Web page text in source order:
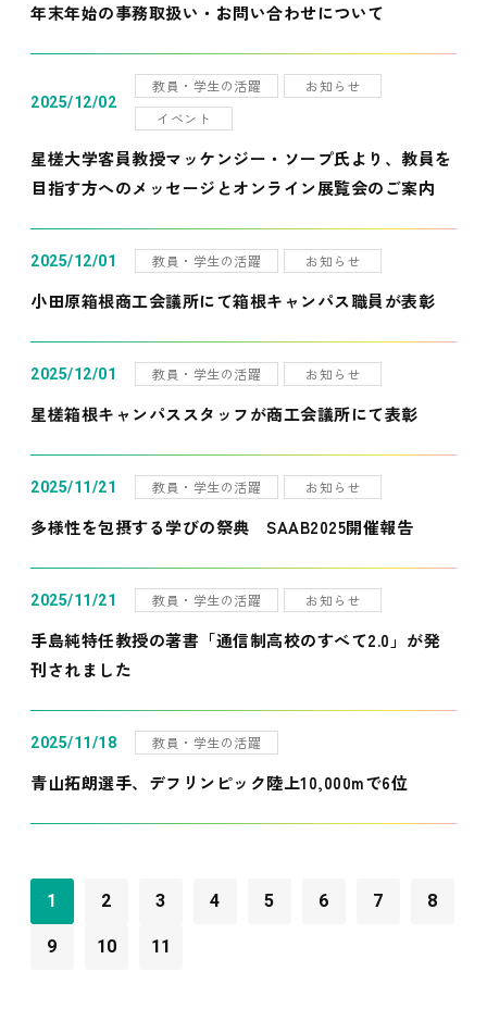
年末年始の事務取扱い・お問い合わせについて
2025/12/02
教員・学生の活躍
お知らせ
イベント
星槎大学客員教授マッケンジー・ソープ氏より、教員を
目指す方へのメッセージとオンライン展覧会のご案内
2025/12/01 教員・学生の活躍 お知らせ
小田原箱根商工会議所にて箱根キャンパス職員が表彰
2025/12/01 教員・学生の活躍 お知らせ
星槎箱根キャンパススタッフが商工会議所にて表彰
2025/11/21 教員・学生の活躍 お知らせ
多様性を包摂する学びの祭典 SAAB2025開催報告
2025/11/21 教員・学生の活躍 お知らせ
手島純特任教授の著書「通信制高校のすべて2.0」が発
刊されました
2025/11/18 教員・学生の活躍
青山拓朗選手、デフリンピック陸上10,000mで6位
1 2 3 4 5 6 7 8
9 10 11